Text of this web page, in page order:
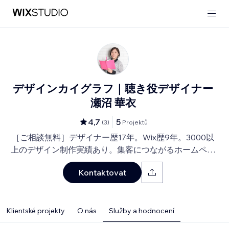
デザインカイグラフ｜聴き役デザイナー
瀬沼 華衣
4,7 (3) 5 Projektů
［ご相談無料］デザイナー歴17年。Wix歴9年。3000以
上のデザイン制作実績あり。集客につながるホームペー
ジと印刷物もまとめてご依頼可能。
Kontaktovat
Klientské projekty O nás Služby a hodnocení